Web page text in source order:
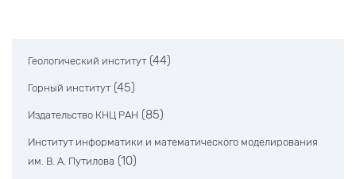
Геологический институт (44)
Горный институт (45)
Издательство КНЦ РАН (85)
Институт информатики и математического моделирования
им. В. А. Путилова (10)